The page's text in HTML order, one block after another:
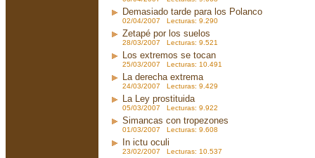
Demasiado tarde para los Polanco
02/04/2007 Lecturas: 9.290
Zetapé por los suelos
28/03/2007 Lecturas: 9.521
Los extremos se tocan
25/03/2007 Lecturas: 10.491
La derecha extrema
24/03/2007 Lecturas: 9.429
La Ley prostituida
05/03/2007 Lecturas: 9.922
Simancas con tropezones
01/03/2007 Lecturas: 9.608
In ictu oculi
23/02/2007 Lecturas: 10.537